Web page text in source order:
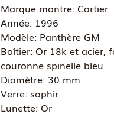
Marque montre: Cartier
Année: 1996
Modèle: Panthère GM
Boîtier: Or 18k et acier,
couronne spinelle bleu
Diamètre: 30 mm
Verre: saphir
Lunette: Or